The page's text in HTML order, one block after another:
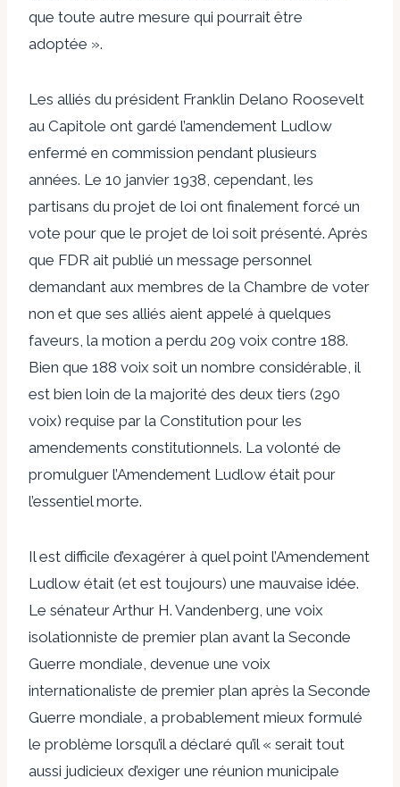
que toute autre mesure qui pourrait être
adoptée ».
Les alliés du président Franklin Delano Roosevelt
au Capitole ont gardé l’amendement Ludlow
enfermé en commission pendant plusieurs
années. Le 10 janvier 1938, cependant, les
partisans du projet de loi ont finalement forcé un
vote pour que le projet de loi soit présenté. Après
que FDR ait publié un message personnel
demandant aux membres de la Chambre de voter
non et que ses alliés aient appelé à quelques
faveurs, la motion a perdu 209 voix contre 188.
Bien que 188 voix soit un nombre considérable, il
est bien loin de la majorité des deux tiers (290
voix) requise par la Constitution pour les
amendements constitutionnels. La volonté de
promulguer l’Amendement Ludlow était pour
l’essentiel morte.
Il est difficile d’exagérer à quel point l’Amendement
Ludlow était (et est toujours) une mauvaise idée.
Le sénateur Arthur H. Vandenberg, une voix
isolationniste de premier plan avant la Seconde
Guerre mondiale, devenue une voix
internationaliste de premier plan après la Seconde
Guerre mondiale, a probablement mieux formulé
le problème lorsqu’il a déclaré qu’il « serait tout
aussi judicieux d’exiger une réunion municipale